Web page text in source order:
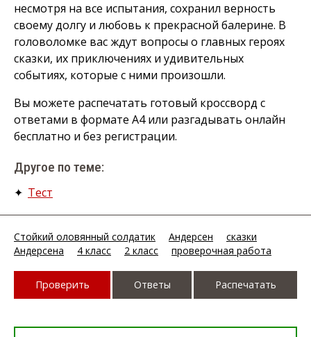
несмотря на все испытания, сохранил верность
своему долгу и любовь к прекрасной балерине. В
головоломке вас ждут вопросы о главных героях
сказки, их приключениях и удивительных
событиях, которые с ними произошли.
Вы можете распечатать готовый кроссворд с
ответами в формате А4 или разгадывать онлайн
бесплатно и без регистрации.
Другое по теме:
✦ Тест
Стойкий оловянный солдатик Андерсен
сказки
Андерсена
4 класс 2 класс проверочная работа
Проверить Ответы Распечатать